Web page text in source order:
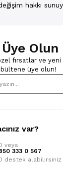
hakkı
Olun
fırsatlar ve
üye olun!
var?
veya
333 0 567
destek alabilirsiniz